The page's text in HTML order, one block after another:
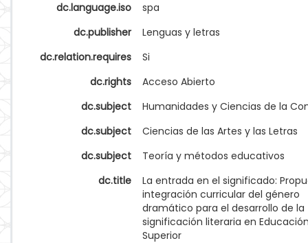
dc.language.iso
spa
dc.publisher
Lenguas y letras
dc.relation.requires
Si
dc.rights
Acceso Abierto
dc.subject
Humanidades y Ciencias de la
dc.subject
Ciencias de las Artes y las Letras
dc.subject
Teoría y métodos educativos
dc.title
La entrada en el significado:
integración curricular del género
dramático para el desarrollo de la
significación literaria en
Superior